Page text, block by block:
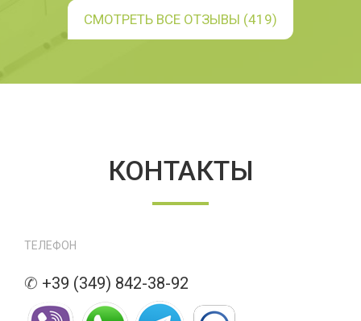
СМОТРЕТЬ ВСЕ ОТЗЫВЫ (419)
КОНТАКТЫ
ТЕЛЕФОН
✆ +39 (349) 842-38-92